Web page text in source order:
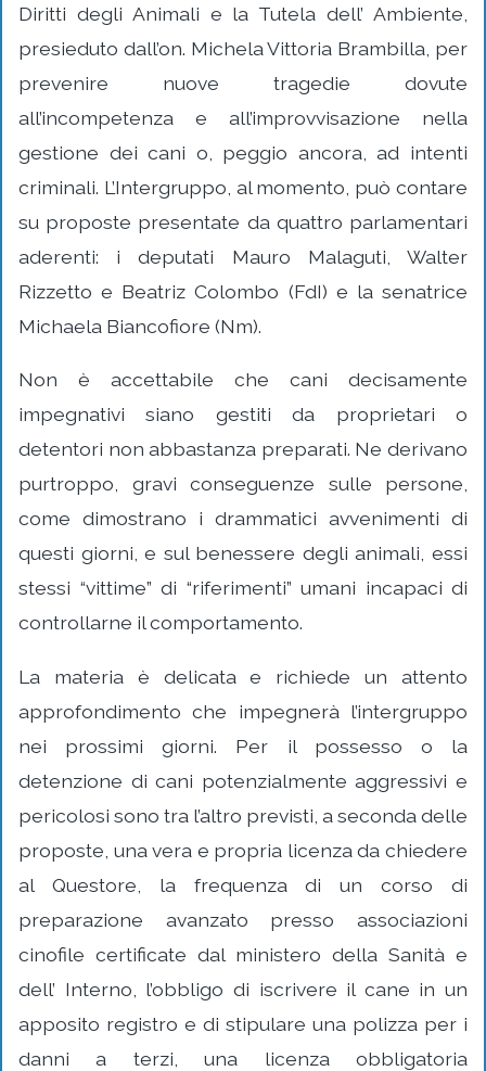
Diritti degli Animali e la Tutela dell’ Ambiente,
presieduto dall’on. Michela Vittoria Brambilla, per
prevenire nuove tragedie dovute
all’incompetenza e all’improvvisazione nella
gestione dei cani o, peggio ancora, ad intenti
criminali. L’Intergruppo, al momento, può contare
su proposte presentate da quattro parlamentari
aderenti: i deputati Mauro Malaguti, Walter
Rizzetto e Beatriz Colombo (FdI) e la senatrice
Michaela Biancofiore (Nm).
Non è accettabile che cani decisamente
impegnativi siano gestiti da proprietari o
detentori non abbastanza preparati. Ne derivano
purtroppo, gravi conseguenze sulle persone,
come dimostrano i drammatici avvenimenti di
questi giorni, e sul benessere degli animali, essi
stessi “vittime” di “riferimenti” umani incapaci di
controllarne il comportamento.
La materia è delicata e richiede un attento
approfondimento che impegnerà l’intergruppo
nei prossimi giorni. Per il possesso o la
detenzione di cani potenzialmente aggressivi e
pericolosi sono tra l’altro previsti, a seconda delle
proposte, una vera e propria licenza da chiedere
al Questore, la frequenza di un corso di
preparazione avanzato presso associazioni
cinofile certificate dal ministero della Sanità e
dell’ Interno, l’obbligo di iscrivere il cane in un
apposito registro e di stipulare una polizza per i
danni a terzi, una licenza obbligatoria